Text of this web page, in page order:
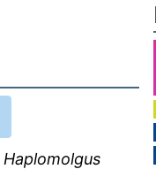
Haplomolgus